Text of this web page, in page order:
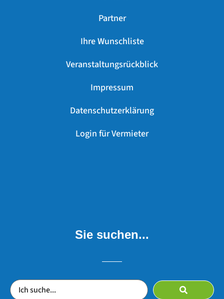
Partner
Ihre Wunschliste
Veranstaltungsrückblick
Impressum
Datenschutzerklärung
Login für Vermieter
Sie suchen...